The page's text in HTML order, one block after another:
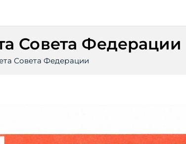
Совета Федерации
Совета Федерации